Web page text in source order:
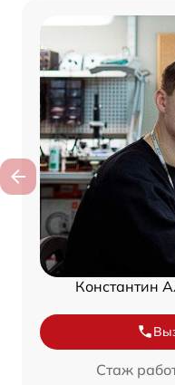
Константин
Стаж